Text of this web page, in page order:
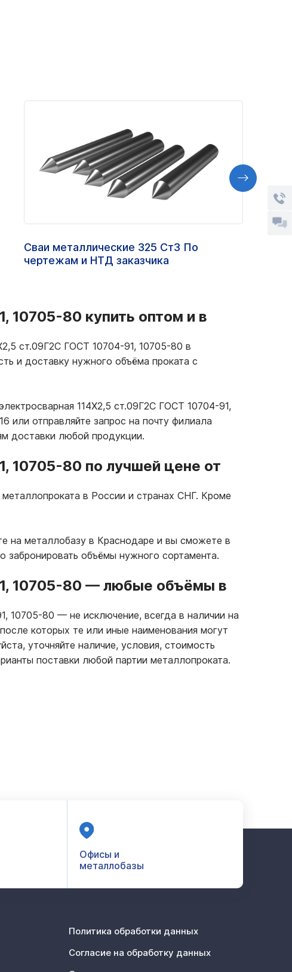
Сваи металлические 325 Ст3 По
чертежам и НТД заказчика
10705-80 купить оптом и в
ст.09Г2С ГОСТ 10704-91, 10705-80 в
и доставку нужного объёма проката с
114Х2,5 ст.09Г2С ГОСТ 10704-91,
или отправляйте запрос на почту филиала
доставки любой продукции.
10705-80 по лучшей цене от
в России и странах СНГ. Кроме
на металлобазу в Краснодаре и вы сможете в
объёмы нужного сортамента.
10705-80 — любые объёмы в
10705-80 — не исключение, всегда в наличии на
которых те или иные наименования могут
уточняйте наличие, условия, стоимость
поставки любой партии металлопроката.
Офисы и
металлобазы
Политика обработки данных
Согласие на обработку данных